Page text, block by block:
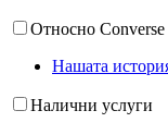
Относно Converse
Нашата
Налични услуги